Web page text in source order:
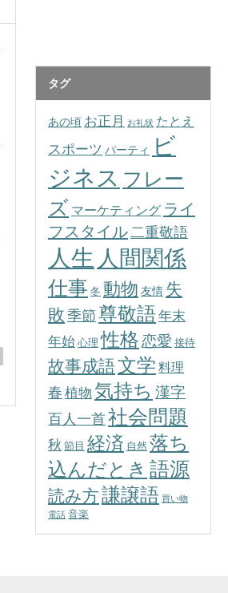
タグ
あの頃 お正月 お礼状 たとえ
スポーツ パーティ
ビ
ジネス フレー
ズ マーケティング ライ
フスタイル 二重敬語
人生 人間関係
仕事 冬 動物 友情 失
敗 季節 尊敬語年末
年始 心理 性格恋愛 接待
故事成語文学 料理
春 植物 気持ち 漢字
百人一首社会問題
秋 節目 経済 自然 落ち
込んだとき 語源
読み方謙譲語 買い物
電話 音楽